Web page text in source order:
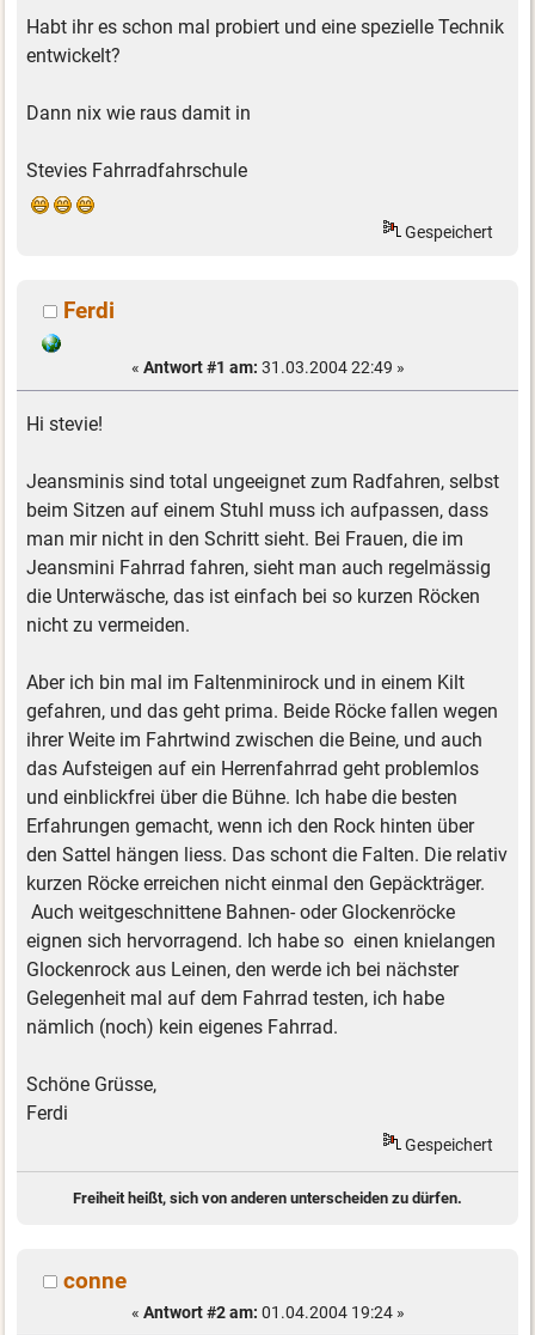
Habt ihr es schon mal probiert und eine spezielle Technik
entwickelt?
Dann nix wie raus damit in
Stevies Fahrradfahrschule
Gespeichert
Ferdi
« Antwort #1 am: 31.03.2004 22:49 »
Hi stevie!
Jeansminis sind total ungeeignet zum Radfahren, selbst
beim Sitzen auf einem Stuhl muss ich aufpassen, dass
man mir nicht in den Schritt sieht. Bei Frauen, die im
Jeansmini Fahrrad fahren, sieht man auch regelmässig
die Unterwäsche, das ist einfach bei so kurzen Röcken
nicht zu vermeiden.
Aber ich bin mal im Faltenminirock und in einem Kilt
gefahren, und das geht prima. Beide Röcke fallen wegen
ihrer Weite im Fahrtwind zwischen die Beine, und auch
das Aufsteigen auf ein Herrenfahrrad geht problemlos
und einblickfrei über die Bühne. Ich habe die besten
Erfahrungen gemacht, wenn ich den Rock hinten über
den Sattel hängen liess. Das schont die Falten. Die relativ
kurzen Röcke erreichen nicht einmal den Gepäckträger.
Auch weitgeschnittene Bahnen- oder Glockenröcke
eignen sich hervorragend. Ich habe so einen knielangen
Glockenrock aus Leinen, den werde ich bei nächster
Gelegenheit mal auf dem Fahrrad testen, ich habe
nämlich (noch) kein eigenes Fahrrad.
Schöne Grüsse,
Ferdi
Gespeichert
Freiheit heißt, sich von anderen unterscheiden zu dürfen.
conne
« Antwort #2 am: 01.04.2004 19:24 »